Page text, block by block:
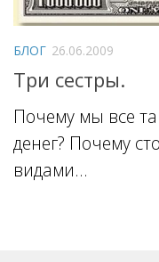
БЛОГ 26.06.2009
Три сестры.
Почему мы все
денег? Почему
видами...